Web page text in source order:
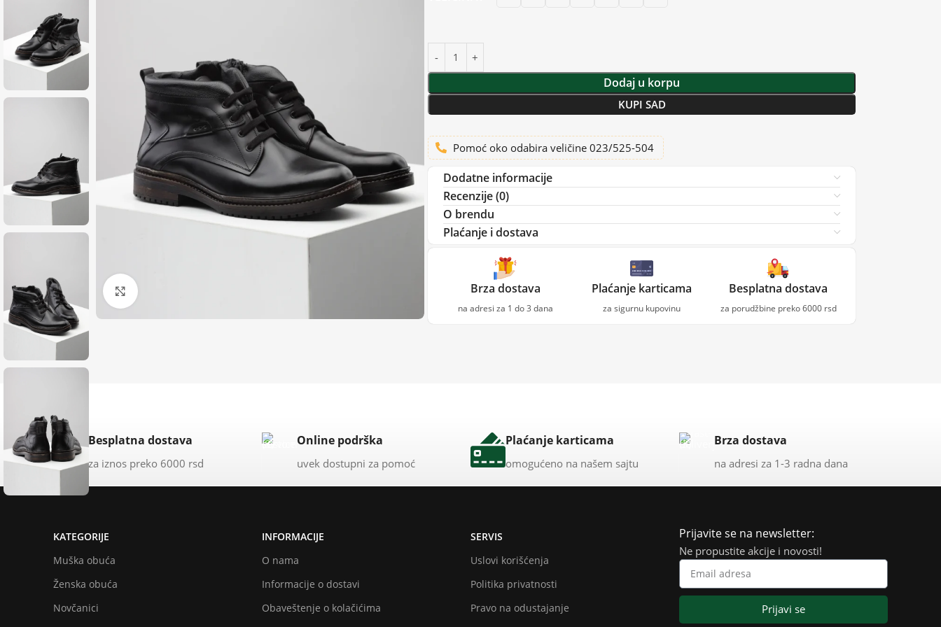
Dodaj u korpu
KUPI SAD
Pomoć oko odabira veličine 023/525-504
Dodatne informacije
Recenzije (0)
O brendu
Plaćanje i dostava
Brza dostava
na adresi za 1 do 3 dana
Plaćanje karticama
za sigurnu kupovinu
Besplatna dostava
za porudžbine preko 6000 rsd
Besplatna dostava
za iznos preko 6000 rsd
Online podrška
uvek dostupni za pomoć
Plaćanje karticama
omogućeno na našem sajtu
Brza dostava
na adresi za 1-3 radna dana
KATEGORIJE
Muška obuća
Ženska obuća
Novčanici
INFORMACIJE
O nama
Informacije o dostavi
Obaveštenje o kolačićima
SERVIS
Uslovi korišćenja
Politika privatnosti
Pravo na odustajanje
Prijavite se na newsletter:
Ne propustite akcije i novosti!
Prijavi se